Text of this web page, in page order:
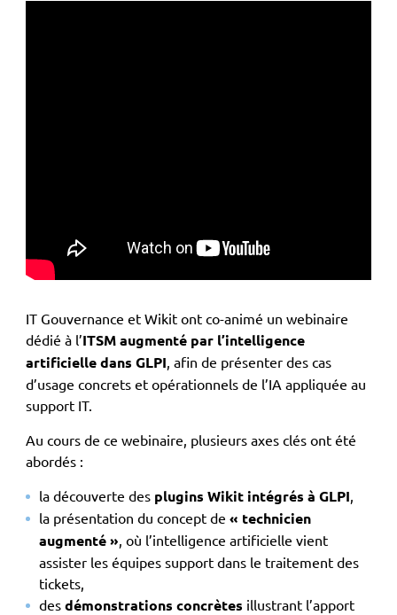
IT Gouvernance et Wikit ont co-animé un webinaire
dédié à l’ITSM augmenté par l’intelligence
artificielle dans GLPI, afin de présenter des cas
d’usage concrets et opérationnels de l’IA appliquée au
support IT.
Au cours de ce webinaire, plusieurs axes clés ont été
abordés :
la découverte des plugins Wikit intégrés à GLPI,
la présentation du concept de« technicien
augmenté », où l’intelligence artificielle vient
assister les équipes support dans le traitement des
tickets,
desdémonstrations concrètes illustrant l’apport